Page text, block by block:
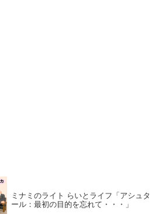
ミナミのライト らいとライフ「アシュタ
ール：最初の目的を忘れて・・・」